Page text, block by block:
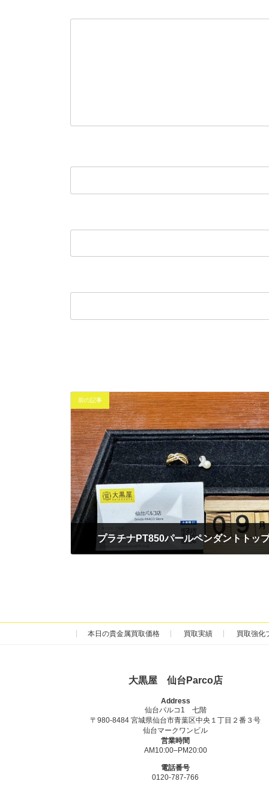
前の記事
プラチナPT850パールペンダントトッ
本日の貴金属買取価格 買取実績 買取強化
大黒屋 仙台Parco店
Address
仙台パルコ1 七階
〒980-8484 宮城県仙台市青葉区中央１丁目２番３号
仙台マークワンビル
営業時間
AM10:00–PM20:00
電話番号
0120-787-766